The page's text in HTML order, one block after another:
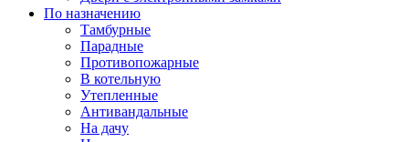
По назначению
Тамбурные
Парадные
Противопожарные
В котельную
Утепленные
Антивандальные
На дачу